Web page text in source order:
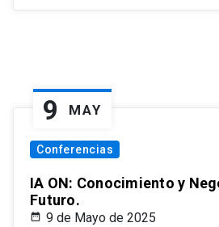
9 MAY
Conferencias
IA ON: Conocimiento y
Futuro.
9 de Mayo de 2025